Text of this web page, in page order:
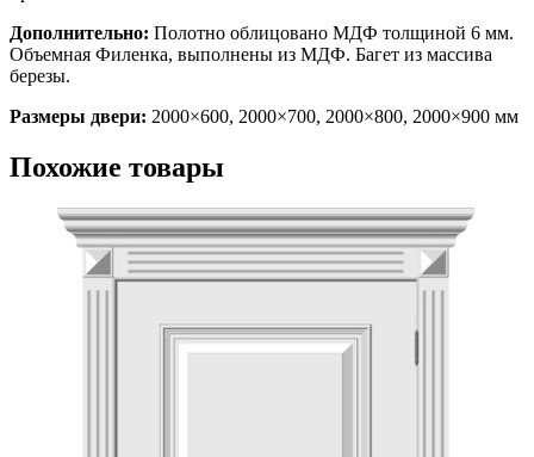
Дополнительно: Полотно облицовано МДФ толщиной 6 мм.
Объемная Филенка, выполнены из МДФ. Багет из массива
березы.
Размеры двери: 2000×600, 2000×700, 2000×800, 2000×900 мм
Похожие товары